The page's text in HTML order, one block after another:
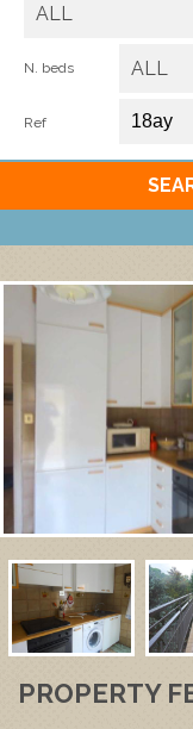
ALL
N. beds ALL
Ref
PROPERTY